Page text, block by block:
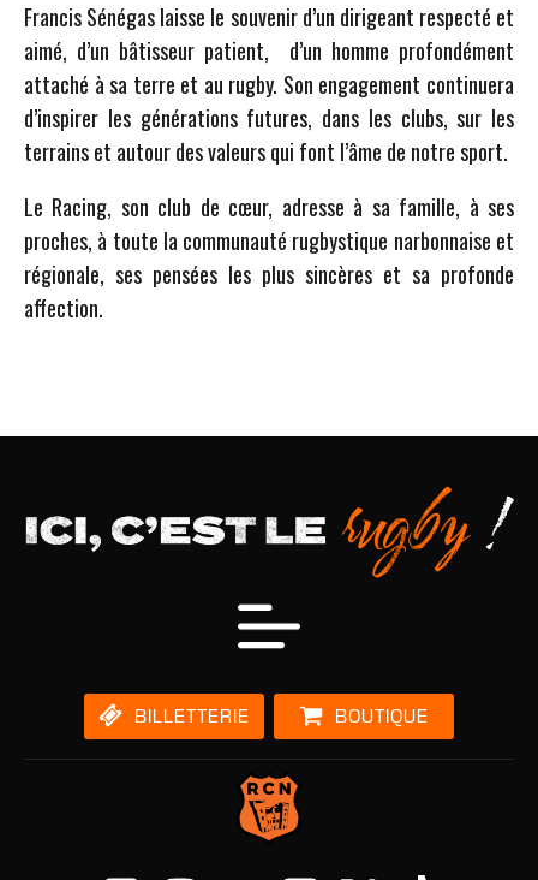
Francis Sénégas laisse le souvenir d’un dirigeant respecté et
aimé, d’un bâtisseur patient, d’un homme profondément
attaché à sa terre et au rugby. Son engagement continuera
d’inspirer les générations futures, dans les clubs, sur les
terrains et autour des valeurs qui font l’âme de notre sport.
Le Racing, son club de cœur, adresse à sa famille, à ses
proches, à toute la communauté rugbystique narbonnaise et
régionale, ses pensées les plus sincères et sa profonde
affection.
BILLETTERIE BOUTIQUE